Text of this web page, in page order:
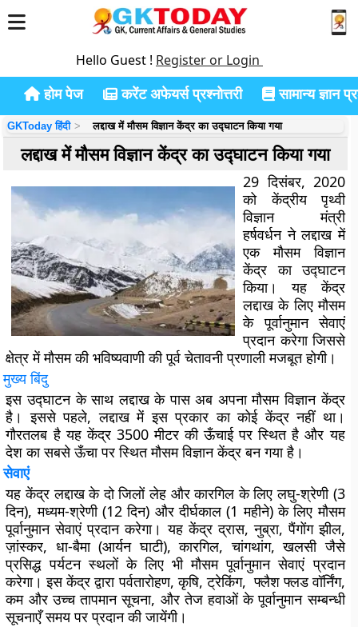
Hello Guest ! Register or Login
होम पेज करेंट अफेयर्स प्रश्नोत्तरी सामान्य ज्ञान
GKToday हिंदी लद्दाख में मौसम विज्ञान केंद्र का उद्घाटन किया गया
लद्दाख में मौसम विज्ञान केंद्र का उद्घाटन किया गया
29 दिसंबर, 2020
को केंद्रीय पृथ्वी
विज्ञान मंत्री
हर्षवर्धन ने लद्दाख में
एक मौसम विज्ञान
केंद्र का उद्घाटन
किया। यह केंद्र
लद्दाख के लिए मौसम
के पूर्वानुमान सेवाएं
प्रदान करेगा जिससे
क्षेत्र में मौसम की भविष्यवाणी की पूर्व चेतावनी प्रणाली मजबूत होगी।
मुख्य बिंदु
इस उद्घाटन के साथ लद्दाख के पास अब अपना मौसम विज्ञान केंद्र
है। इससे पहले, लद्दाख में इस प्रकार का कोई केंद्र नहीं था।
गौरतलब है यह केंद्र 3500 मीटर की ऊँचाई पर स्थित है और यह
देश का सबसे ऊँचा पर स्थित मौसम विज्ञान केंद्र बन गया है।
सेवाएं
यह केंद्र लद्दाख के दो जिलों लेह और कारगिल के लिए लघु-श्रेणी (3
दिन), मध्यम-श्रेणी (12 दिन) और दीर्घकाल (1 महीने) के लिए मौसम
पूर्वानुमान सेवाएं प्रदान करेगा। यह केंद्र द्रास, नुब्रा, पैंगोंग झील,
ज़ांस्कर, धा-बैमा (आर्यन घाटी), कारगिल, चांगथांग, खलसी जैसे
प्रसिद्ध पर्यटन स्थलों के लिए भी मौसम पूर्वानुमान सेवाएं प्रदान
करेगा। इस केंद्र द्वारा पर्वतारोहण, कृषि, ट्रेकिंग, फ्लैश फ्लड वॉर्निंग,
कम और उच्च तापमान सूचना, और तेज हवाओं के पूर्वानुमान सम्बन्धी
सूचनाएँ समय पर प्रदान की जायेंगी।